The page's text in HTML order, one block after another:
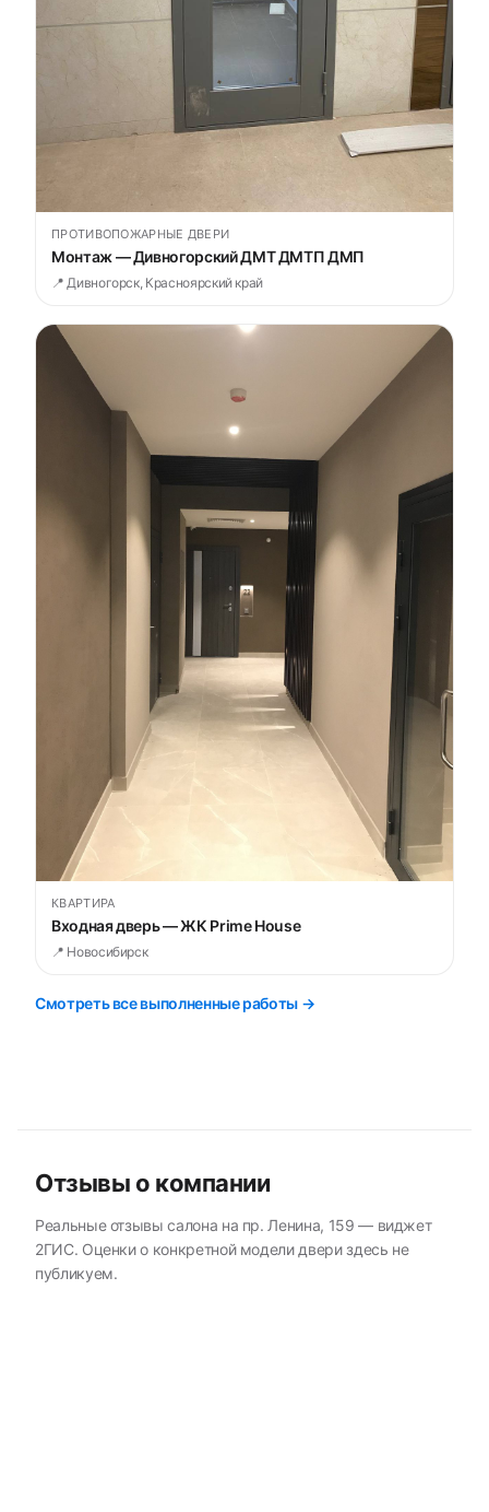
ПРОТИВОПОЖАРНЫЕ ДВЕРИ
Монтаж — Дивногорский ДМТ ДМТП ДМП
📍 Дивногорск, Красноярский край
КВАРТИРА
Входная дверь — ЖК Prime House
📍 Новосибирск
Смотреть все выполненные работы →
Отзывы о компании
Реальные отзывы салона на пр. Ленина, 159 — виджет
2ГИС. Оценки о конкретной модели двери здесь не
публикуем.